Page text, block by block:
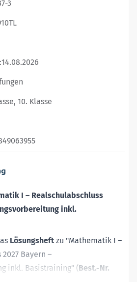
I – Realschulabschluss
inkl.
Lösungsheft zu "Mathematik I –
Bayern –
inkl. Basistraining" (Best.-Nr.
3
14.08.2026
10. Klasse